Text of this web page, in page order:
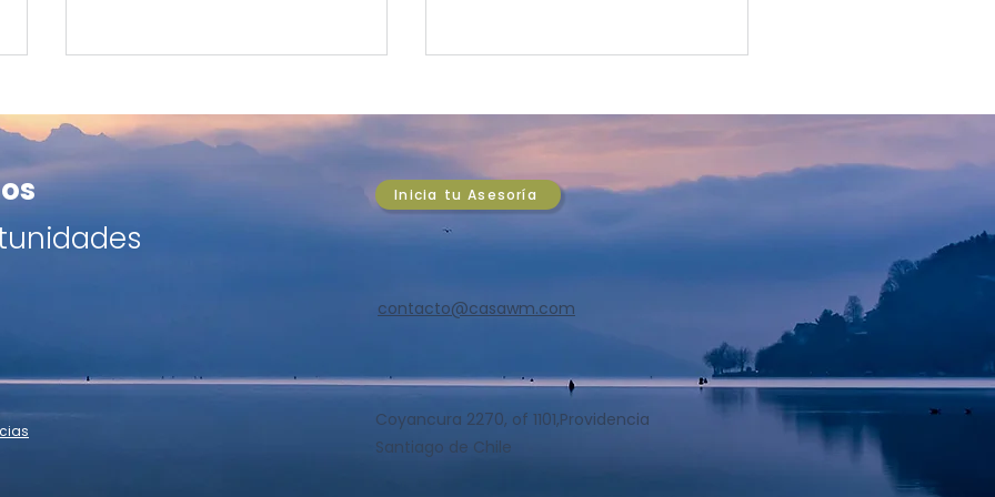
Imacec sorprende y Chile
esquiva la recesión
técnica
IPSA +1,47%, cobre en
Fitch: análisis del día en clave
chilena y global para
Cobre en máximos
históricos hunde al dólar y
aviva optimismo en Chile
El cobre supera USD 6,67 la
libra y el peso se aprecia $14
máximos históricos y la Fed
de CASA Wealth
Inicia tu Asesoría
contacto@casawm.com
Coyancura 2270, of 1101,Providencia
Santiago de Chile